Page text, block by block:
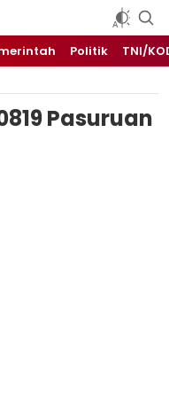
Politik TNI/
Pasuruan